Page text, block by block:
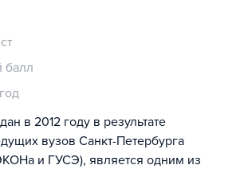
балл
в 2012 году в результате
вузов Санкт-Петербурга
и ГУСЭ), является одним из